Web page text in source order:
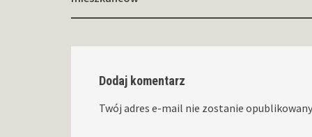
Dodaj komentarz
Twój adres e-mail nie zostanie